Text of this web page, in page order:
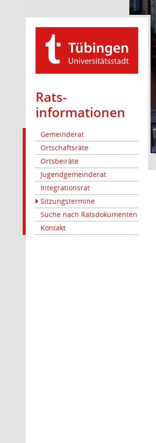
Rats­
informationen
Gemeinderat
Ortschaftsräte
Ortsbeiräte
Jugendgemeinderat
Integrationsrat
Sitzungstermine
Suche nach Ratsdokumenten
Kontakt